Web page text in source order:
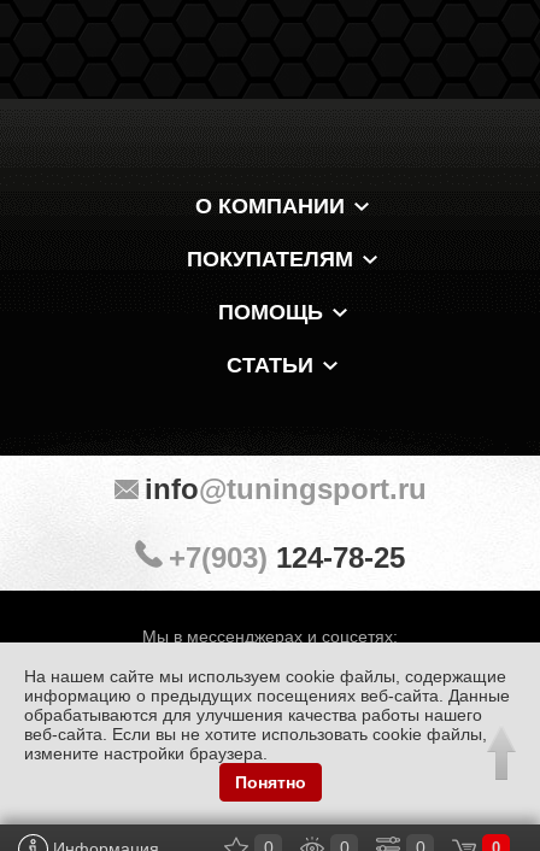
О КОМПАНИИ
ПОКУПАТЕЛЯМ
ПОМОЩЬ
СТАТЬИ
Мы в мессенджерах и соцсетях:
info@tuningsport.ru
+7(903) 124-78-25
© «Тюнинг Спорт» 1998 — 2026
Политика конфиденциальности
Обработка персональных данных
На нашем сайте мы используем cookie файлы, содержащие
информацию о предыдущих посещениях веб-сайта. Данные
обрабатываются для улучшения качества работы нашего
веб-сайта. Если вы не хотите использовать cookie файлы,
измените настройки браузера.
Понятно